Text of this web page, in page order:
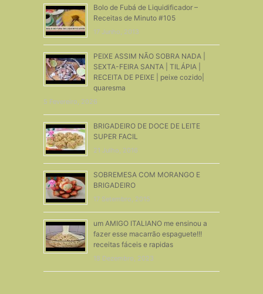
Bolo de Fubá de Liquidificador –
Receitas de Minuto #105
17 Junho, 2013
PEIXE ASSIM NÃO SOBRA NADA |
SEXTA-FEIRA SANTA | TILÁPIA |
RECEITA DE PEIXE | peixe cozido|
quaresma
5 Fevereiro, 2026
BRIGADEIRO DE DOCE DE LEITE
SUPER FACIL
21 Julho, 2016
SOBREMESA COM MORANGO E
BRIGADEIRO
17 Setembro, 2015
um AMIGO ITALIANO me ensinou a
fazer esse macarrão espaguete!!!
receitas fáceis e rapidas
18 Dezembro, 2023